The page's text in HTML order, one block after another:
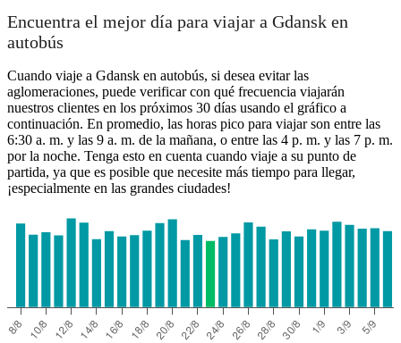
Słubice
Encuentra el mejor día para viajar a Gdansk en
autobús
Cuando viaje a Gdansk en autobús, si desea evitar las
aglomeraciones, puede verificar con qué frecuencia viajarán
nuestros clientes en los próximos 30 días usando el gráfico a
continuación. En promedio, las horas pico para viajar son entre las
6:30 a. m. y las 9 a. m. de la mañana, o entre las 4 p. m. y las 7 p. m.
por la noche. Tenga esto en cuenta cuando viaje a su punto de
partida, ya que es posible que necesite más tiempo para llegar,
¡especialmente en las grandes ciudades!